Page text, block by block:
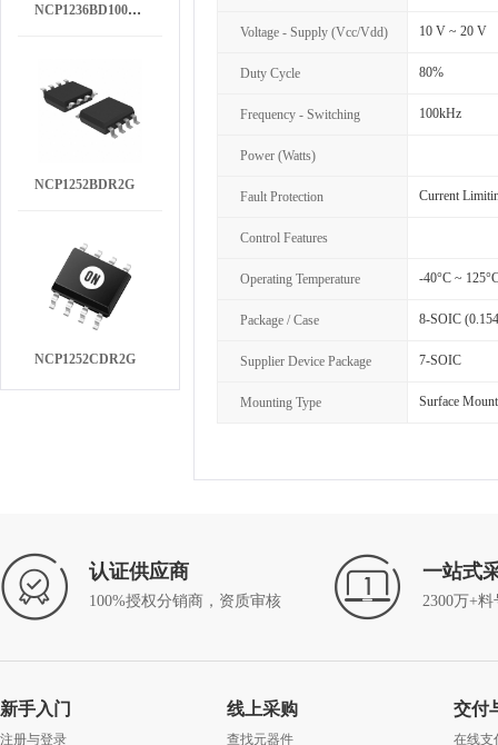
NCP1236BD100R2G
NCP1252BDR2G
NCP1252CDR2G
Voltage - Supply (Vcc/Vdd) 10 V ~ 20 V
Duty Cycle 80%
Frequency - Switching 100kHz
Power (Watts)
Fault Protection Current
Control Features
Operating Temperature -40°C ~
Package / Case 8-SOIC
Supplier Device Package 7-SOIC
Mounting Type Surface Mount
认证供应商
100%授权分销商，资质审核
一站式
2300万+
新手入门
注册与登录
线上采购
查找元器件
交付
在线支